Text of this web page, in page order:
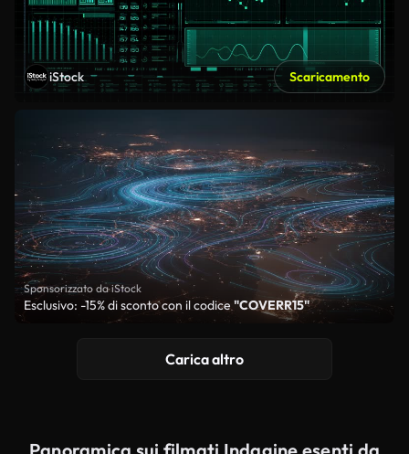
iStock Scaricamento
Sponsorizzato da iStock
Esclusivo: -15% di sconto con il codice"COVERR15"
Carica altro